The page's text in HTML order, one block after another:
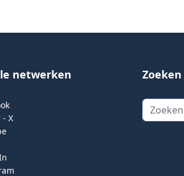
netwerken
X
Zoeken
Zoeken